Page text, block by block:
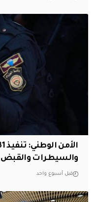
والسيطرات والقبض على 29
قبل أسبوع واحد